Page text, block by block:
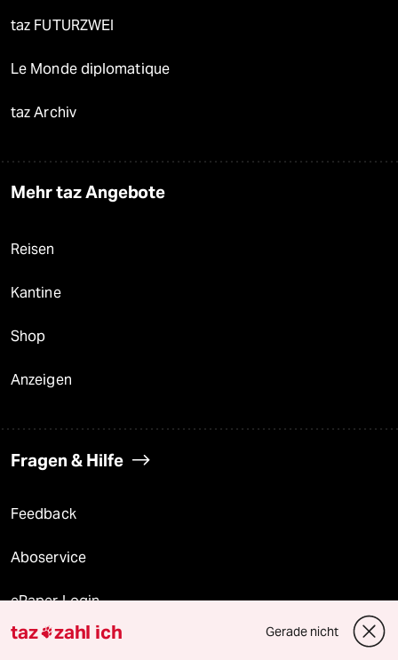
taz FUTURZWEI
Le Monde diplomatique
taz Archiv
Mehr taz Angebote
Reisen
Kantine
Shop
Anzeigen
Fragen & Hilfe
Feedback
Aboservice
ePaper Login
Downloads für Abonnierende
taz zahl ich Gerade nicht